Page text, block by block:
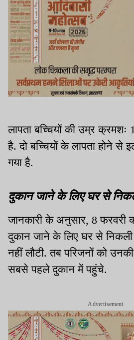
लापता बच्चियों की उम्र
है. दो बच्चियों के लापता होने से
गया है.
दुकान जाने के लिए घर से
जानकारी के अनुसार, 8 फरवरी
दुकान जाने के लिए घर से
नहीं लौटी. तब परिजनों को
सबसे पहले दुकान में पहुंचे.
Advertisement